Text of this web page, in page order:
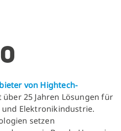
von Hightech-
25 Jahren Lösungen für
Elektronikindustrie.
setzen